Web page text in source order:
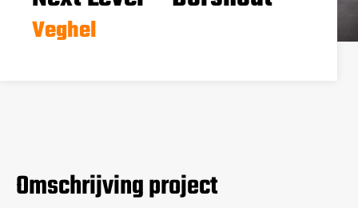
Veghel
Omschrijving project